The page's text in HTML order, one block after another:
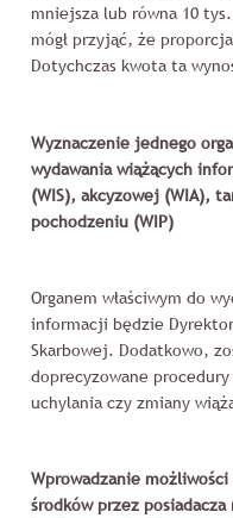
mniejsza lub równa 10
mógł przyjąć, że
Dotychczas kwota ta
Wyznaczenie jednego
wydawania wiążących
(WIS), akcyzowej (WIA),
pochodzeniu (WIP)
Organem właściwym do
informacji będzie
Skarbowej. Dodatkowo,
doprecyzowane
uchylania czy zmiany
Wprowadzanie
środków przez posiadacza